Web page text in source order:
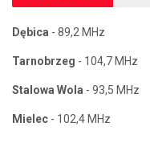
Dębica - 89,2 MHz
Tarnobrzeg - 104,7 MHz
Stalowa Wola - 93,5 MHz
Mielec - 102,4 MHz